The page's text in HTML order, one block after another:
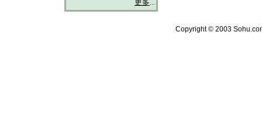
更多...
Copyright © 2003